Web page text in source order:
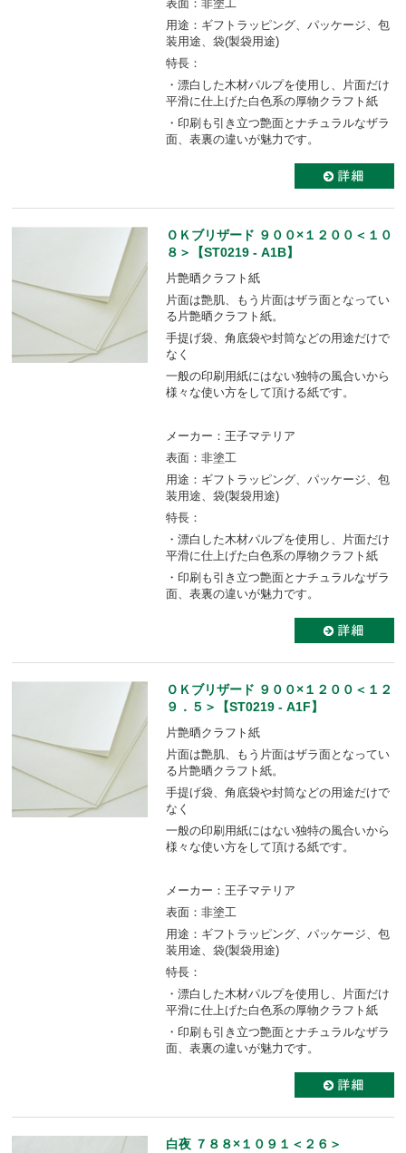
表面：非塗工
用途：ギフトラッピング、パッケージ、包
装用途、袋(製袋用途)
特長：
・漂白した木材パルプを使用し、片面だけ
平滑に仕上げた白色系の厚物クラフト紙
・印刷も引き立つ艶面とナチュラルなザラ
面、表裏の違いが魅力です。
ＯＫブリザード ９００×１２００＜１０
８＞【ST0219 - A1B】
片艶晒クラフト紙
片面は艶肌、もう片面はザラ面となってい
る片艶晒クラフト紙。
手提げ袋、角底袋や封筒などの用途だけで
なく
一般の印刷用紙にはない独特の風合いから
様々な使い方をして頂ける紙です。
メーカー：王子マテリア
表面：非塗工
用途：ギフトラッピング、パッケージ、包
装用途、袋(製袋用途)
特長：
・漂白した木材パルプを使用し、片面だけ
平滑に仕上げた白色系の厚物クラフト紙
・印刷も引き立つ艶面とナチュラルなザラ
面、表裏の違いが魅力です。
ＯＫブリザード ９００×１２００＜１２
９．５＞【ST0219 - A1F】
片艶晒クラフト紙
片面は艶肌、もう片面はザラ面となってい
る片艶晒クラフト紙。
手提げ袋、角底袋や封筒などの用途だけで
なく
一般の印刷用紙にはない独特の風合いから
様々な使い方をして頂ける紙です。
メーカー：王子マテリア
表面：非塗工
用途：ギフトラッピング、パッケージ、包
装用途、袋(製袋用途)
特長：
・漂白した木材パルプを使用し、片面だけ
平滑に仕上げた白色系の厚物クラフト紙
・印刷も引き立つ艶面とナチュラルなザラ
面、表裏の違いが魅力です。
白夜 ７８８×１０９１＜２６＞